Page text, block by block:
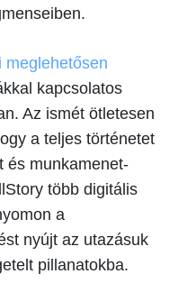
meglehetősen
kapcsolatos
Az ismét ötletesen
a teljes történetet
és munkamenet-
több digitális
a
nyújt az utazásuk
pillanatokba.